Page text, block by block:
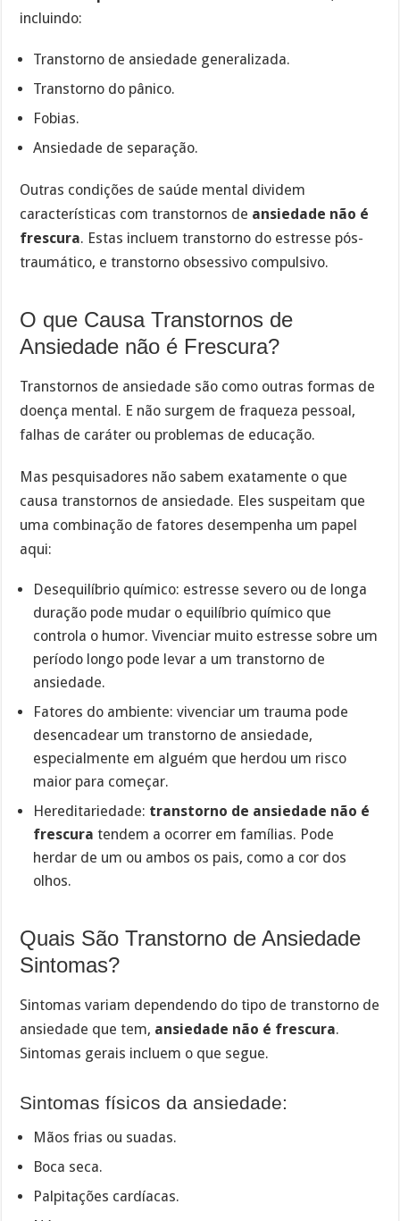
incluindo:
Transtorno de ansiedade generalizada.
Transtorno do pânico.
Fobias.
Ansiedade de separação.
Outras condições de saúde mental dividem
características com transtornos de ansiedade não é
frescura. Estas incluem transtorno do estresse pós-
traumático, e transtorno obsessivo compulsivo.
O que Causa Transtornos de
Ansiedade não é Frescura?
Transtornos de ansiedade são como outras formas de
doença mental. E não surgem de fraqueza pessoal,
falhas de caráter ou problemas de educação.
Mas pesquisadores não sabem exatamente o que
causa transtornos de ansiedade. Eles suspeitam que
uma combinação de fatores desempenha um papel
aqui:
Desequilíbrio químico: estresse severo ou de longa
duração pode mudar o equilíbrio químico que
controla o humor. Vivenciar muito estresse sobre um
período longo pode levar a um transtorno de
ansiedade.
Fatores do ambiente: vivenciar um trauma pode
desencadear um transtorno de ansiedade,
especialmente em alguém que herdou um risco
maior para começar.
Hereditariedade: transtorno de ansiedade não é
frescura tendem a ocorrer em famílias. Pode
herdar de um ou ambos os pais, como a cor dos
olhos.
Quais São Transtorno de Ansiedade
Sintomas?
Sintomas variam dependendo do tipo de transtorno de
ansiedade que tem, ansiedade não é frescura.
Sintomas gerais incluem o que segue.
Sintomas físicos da ansiedade:
Mãos frias ou suadas.
Boca seca.
Palpitações cardíacas.